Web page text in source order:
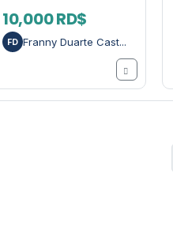
10,000 RD$
FD Franny Duarte Cast...